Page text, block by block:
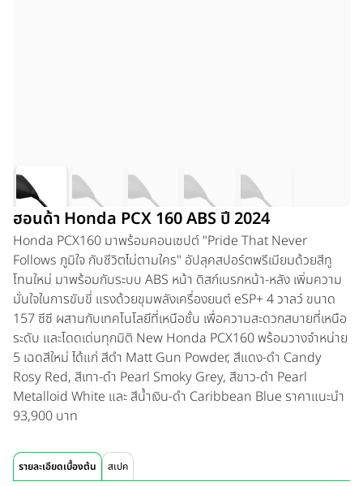
ฮอนด้า Honda PCX 160 ABS ปี 2024
Honda PCX160 มาพร้อมคอนเซปต์ "Pride That Never
Follows ภูมิใจ กับชีวิตไม่ตามใคร" อัปลุคสปอร์ตพรีเมียมด้วยสีทู
โทนใหม่ มาพร้อมกับระบบ ABS หน้า ดิสก์เบรกหน้า-หลัง เพิ่มความ
มั่นใจในการขับขี่ แรงด้วยขุมพลังเครื่องยนต์ eSP+ 4 วาลว์ ขนาด
157 ซีซี ผสานกับเทคโนโลยีที่เหนือชั้น เพื่อความสะดวกสบายที่เหนือ
ระดับ และโดดเด่นทุกมิติ New Honda PCX160 พร้อมวางจำหน่าย
5 เฉดสีใหม่ ได้แก่ สีดำ Matt Gun Powder, สีแดง-ดำ Candy
Rosy Red, สีเทา-ดำ Pearl Smoky Grey, สีขาว-ดำ Pearl
Metalloid White และ สีน้ำเงิน-ดำ Caribbean Blue ราคาแนะนำ
93,900 บาท
รายละเอียดเบื้องต้น สเปค